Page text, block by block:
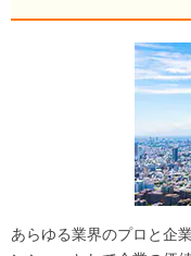
あらゆる業界のプロと企